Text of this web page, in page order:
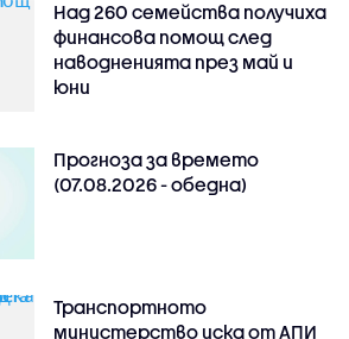
Над 260 семейства получиха
финансова помощ след
наводненията през май и
юни
Прогноза за времето
(07.08.2026 - обедна)
Транспортното
министерство иска от АПИ